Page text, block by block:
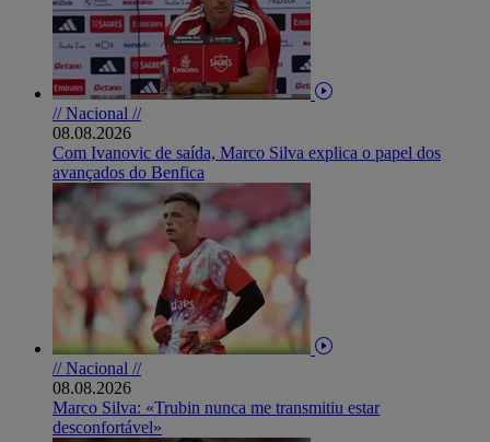
// Nacional //
08.08.2026
Com Ivanovic de saída, Marco Silva explica o papel dos
avançados do Benfica
// Nacional //
08.08.2026
Marco Silva: «Trubin nunca me transmitiu estar
desconfortável»